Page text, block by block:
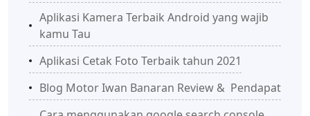
Aplikasi Kamera Terbaik Android yang wajib
kamu Tau
Aplikasi Cetak Foto Terbaik tahun 2021
Blog Motor Iwan Banaran Review & Pendapat